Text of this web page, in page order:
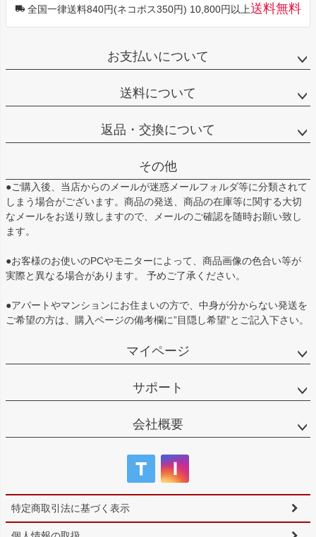
全国一律送料840円(ネコポス350円) 10,800円以上送料無料
お支払いについて
送料について
返品・交換について
その他
●ご購入後、当店からのメールが迷惑メールフォルダ等に分類されて
しまう場合がございます。商品の発送、商品の在庫等に関する大切
なメールをお送り致しますので、メールのご確認を随時お願い致し
ます。
●お客様のお使いのPCやモニターによって、商品画像の色合い等が
実際と異なる場合があります。 予めご了承ください。
●アパートやマンションにお住まいの方で、中身が分からない発送を
ご希望の方は、購入ページの備考欄に”目隠し希望”とご記入下さい。
マイページ
サポート
会社概要
特定商取引法に基づく表示